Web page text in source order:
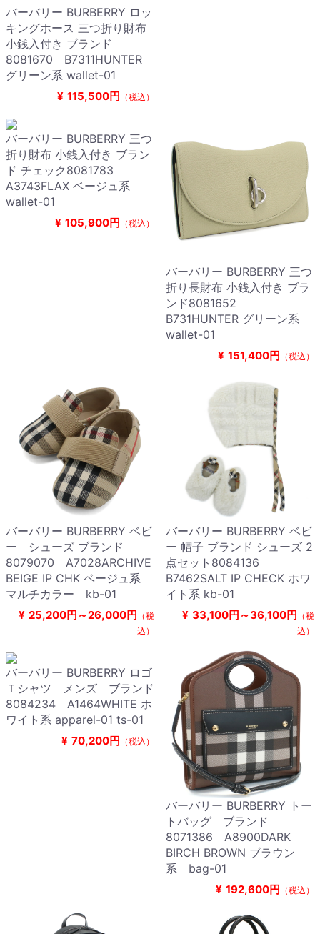
バーバリー BURBERRY ロッ
キングホース 三つ折り財布
小銭入付き ブランド
8081670 B7311HUNTER
グリーン系 wallet-01
¥ 115,500円 （税込）
バーバリー BURBERRY 三つ
折り財布 小銭入付き ブラン
ド チェック8081783
A3743FLAX ベージュ系
wallet-01
¥ 105,900円 （税込）
バーバリー BURBERRY 三つ
折り長財布 小銭入付き ブラ
ンド8081652
B731HUNTER グリーン系
wallet-01
¥ 151,400円 （税込）
バーバリー BURBERRY ベビ
ー シューズ ブランド
8079070 A7028ARCHIVE
BEIGE IP CHK ベージュ系
マルチカラー kb-01
¥ 25,200円～26,000円 （税
込）
バーバリー BURBERRY ベビ
ー 帽子 ブランド シューズ 2
点セット8084136
B7462SALT IP CHECK ホワ
イト系 kb-01
¥ 33,100円～36,100円 （税
込）
バーバリー BURBERRY ロゴ
Ｔシャツ メンズ ブランド
8084234 A1464WHITE ホ
ワイト系 apparel-01 ts-01
¥ 70,200円 （税込）
バーバリー BURBERRY トー
トバッグ ブランド
8071386 A8900DARK
BIRCH BROWN ブラウン
系 bag-01
¥ 192,600円 （税込）